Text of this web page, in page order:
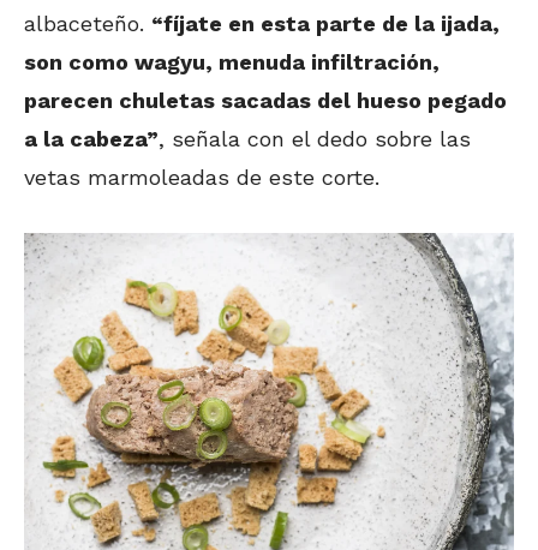
albaceteño. “fíjate en esta parte de la ijada,
son como wagyu, menuda infiltración,
parecen chuletas sacadas del hueso pegado
a la cabeza”, señala con el dedo sobre las
vetas marmoleadas de este corte.